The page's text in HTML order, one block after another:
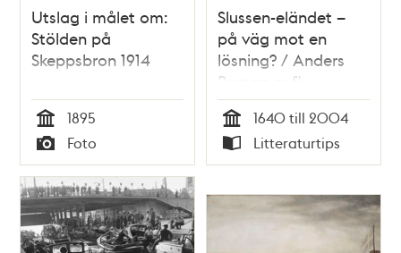
Utslag i målet om:
Stölden på
Skeppsbron 1914
Tid
1895
Typ
Foto
Slussen-eländet –
på väg mot en
lösning? / Anders
Roman m.fl.
Tid
1640 till 2004
Typ
Litteraturtips